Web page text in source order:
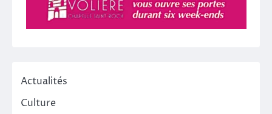
Actualités
Culture